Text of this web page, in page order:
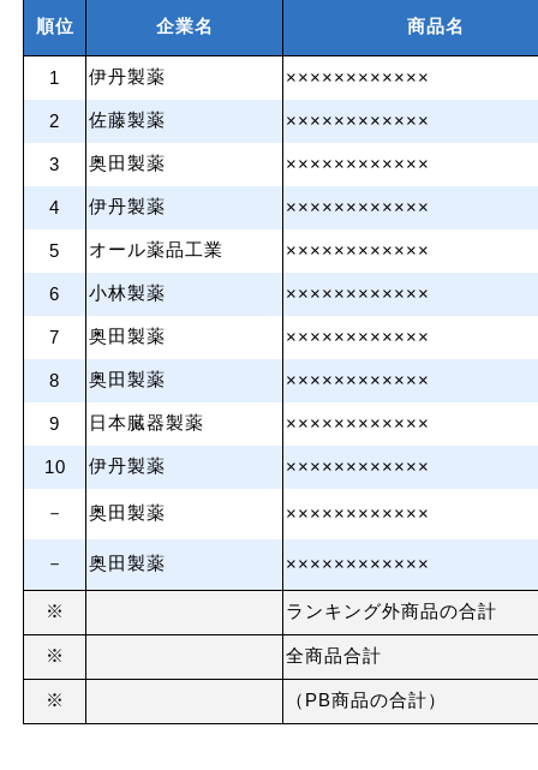
順位 企業名 商品名
1 伊丹製薬 ××××××××××××
2 佐藤製薬 ××××××××××××
3 奥田製薬 ××××××××××××
4 伊丹製薬 ××××××××××××
5 オール薬品工業 ××××××××××××
6 小林製薬 ××××××××××××
7 奥田製薬 ××××××××××××
8 奥田製薬 ××××××××××××
9 日本臓器製薬 ××××××××××××
10 伊丹製薬 ××××××××××××
－ 奥田製薬 ××××××××××××
－ 奥田製薬 ××××××××××××
※ ランキング外商品の合計
※ 全商品合計
※ （PB商品の合計）